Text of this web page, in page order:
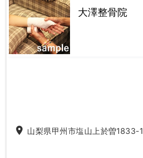
大澤整骨院
place 山梨県甲州市塩山上於曽1833-1